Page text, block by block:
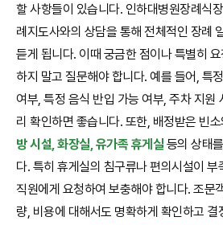
할 사항들이 있습니다. 인하대병원장례식
례지도사와의 상담을 통해 전체적인 장례
듣게 됩니다. 이때 궁금한 점이나 특별히
하지 말고 질문해야 합니다. 예를 들어, 특
여부, 특정 음식 반입 가능 여부, 주차 지원
리 확인하면 좋습니다. 또한, 배정받은 빈
방 시설, 화장실, 유가족 휴게실 등의 상태
다. 특히 휴게실의 침구류나 편의시설이 부
직원에게 요청하여 보충해야 합니다. 조문
량, 비용에 대해서도 명확하게 확인하고 결